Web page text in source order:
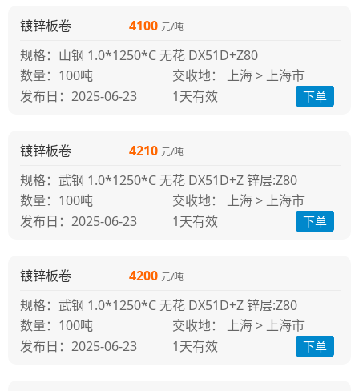
镀锌板卷 4100 元/吨
发布日：2025-06-23
规格：山钢 1.0*1250*C 无花 DX51D+Z80
下单
100吨
交收地： 上海 > 上海市
1天有效
镀锌板卷 4210 元/吨
发布日：2025-06-23
规格：武钢 1.0*1250*C 无花 DX51D+Z 锌层:Z80
下单
100吨
交收地： 上海 > 上海市
1天有效
镀锌板卷 4200 元/吨
发布日：2025-06-23
规格：武钢 1.0*1250*C 无花 DX51D+Z 锌层:Z80
下单
100吨
交收地： 上海 > 上海市
1天有效